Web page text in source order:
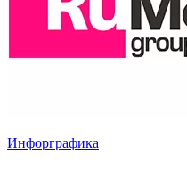
Инфорграфика